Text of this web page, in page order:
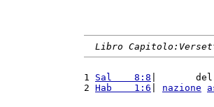
Libro
1 Sal    8:8 |       del
2 Hab    1:6 nazione